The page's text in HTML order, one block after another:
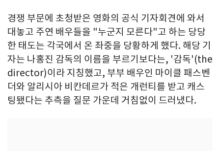
경쟁 부문에 초청받은 영화의 공식 기자회견에 와서
대놓고 주연 배우들을 "누군지 모른다"고 하는 당당
한 태도는 각국에서 온 좌중을 당황하게 했다. 해당 기
자는 나홍진 감독의 이름을 부르기보다는, '감독'(the
director)이라 지칭했고, 부부 배우인 마이클 패스벤
더와 알리시아 비칸데르가 적은 개런티를 받고 캐스
팅됐다는 추측을 질문 가운데 거침없이 드러냈다.